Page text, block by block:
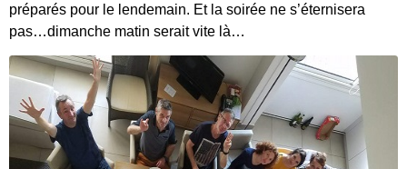
préparés pour le lendemain. Et la soirée ne s’éternisera
pas…dimanche matin serait vite là…